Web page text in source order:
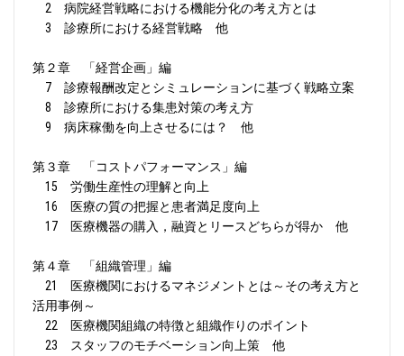
2 病院経営戦略における機能分化の考え方とは
3 診療所における経営戦略 他
第２章 「経営企画」編
7 診療報酬改定とシミュレーションに基づく戦略立案
8 診療所における集患対策の考え方
9 病床稼働を向上させるには？ 他
第３章 「コストパフォーマンス」編
15 労働生産性の理解と向上
16 医療の質の把握と患者満足度向上
17 医療機器の購入，融資とリースどちらが得か 他
第４章 「組織管理」編
21 医療機関におけるマネジメントとは～その考え方と
活用事例～
22 医療機関組織の特徴と組織作りのポイント
23 スタッフのモチベーション向上策 他